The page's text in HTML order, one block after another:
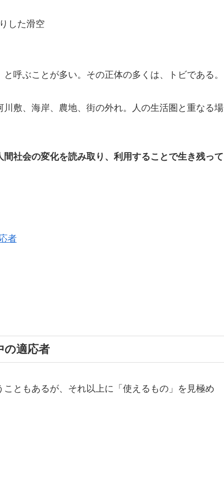
した滑空
呼ぶことが多い。その正体の多くは、トビである。
敷、海岸、農地、街の外れ。人の生活圏と重なる場
間社会の変化を読み取り、利用することで生き残って
者
の適応者
ともあるが、それ以上に「使えるもの」を見極め